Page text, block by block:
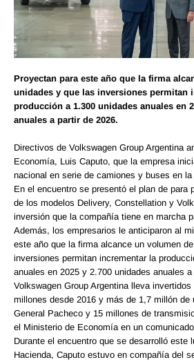
Proyectan para este año que la firma
unidades y que las inversiones permitan
producción a 1.300 unidades anuales en
anuales a partir de 2026.
Directivos de Volkswagen Group Argentina
Economía, Luis Caputo, que la empresa
nacional en serie de camiones y buses en
En el encuentro se presentó el plan de para
de los modelos Delivery, Constellation y
inversión que la compañía tiene en marcha
Además, los empresarios le anticiparon al
este año que la firma alcance un volumen
inversiones permitan incrementar la
anuales en 2025 y 2.700 unidades anuales
Volkswagen Group Argentina lleva
millones desde 2016 y más de 1,7 millón de
General Pacheco y 15 millones de
el Ministerio de Economía en un
Durante el encuentro que se desarrolló este
Hacienda, Caputo estuvo en compañía del